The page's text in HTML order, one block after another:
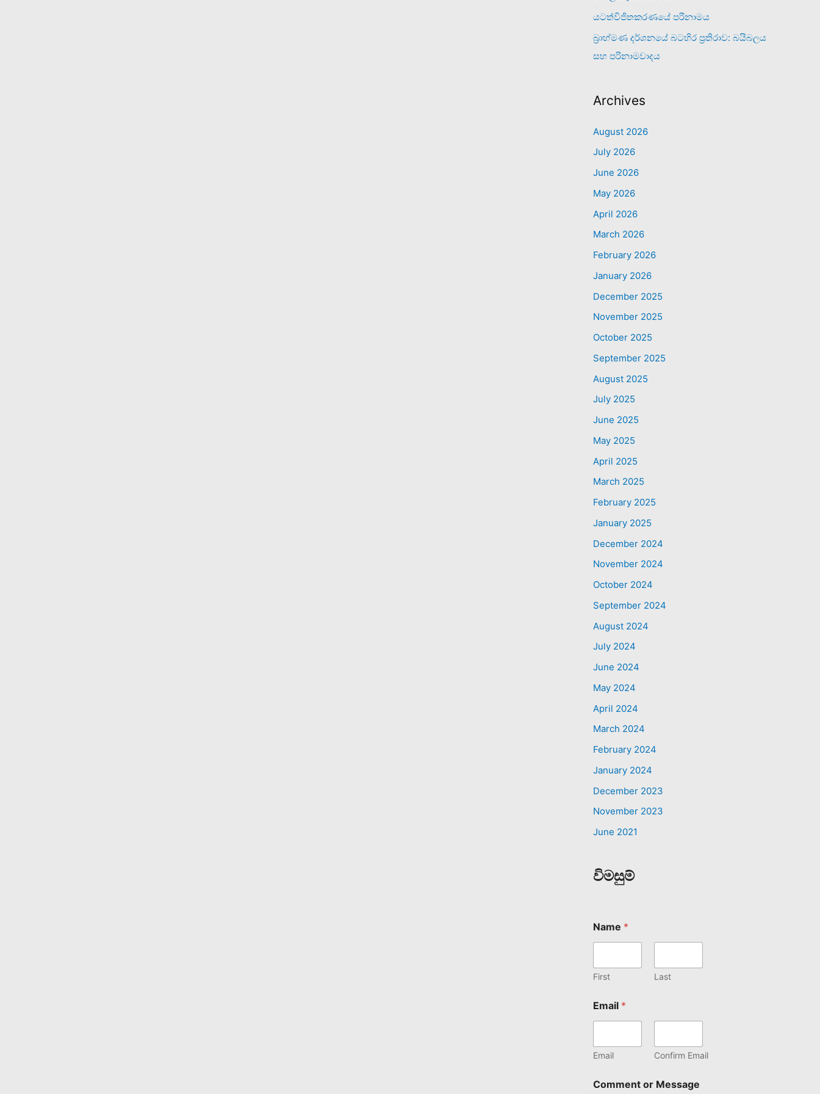
යටත්විජිතකරණයේ පරිනාමය
බ්‍රාහ්මණ දර්ශනයේ බටහිර ප්‍රතිරාව: බයිබලය
සහ පරිනාමවාදය
Archives
August 2026
July 2026
June 2026
May 2026
April 2026
March 2026
February 2026
January 2026
December 2025
November 2025
October 2025
September 2025
August 2025
July 2025
June 2025
May 2025
April 2025
March 2025
February 2025
January 2025
December 2024
November 2024
October 2024
September 2024
August 2024
July 2024
June 2024
May 2024
April 2024
March 2024
February 2024
January 2024
December 2023
November 2023
June 2021
විමසුම්
Name *
First Last
Email *
Email Confirm Email
Comment or Message